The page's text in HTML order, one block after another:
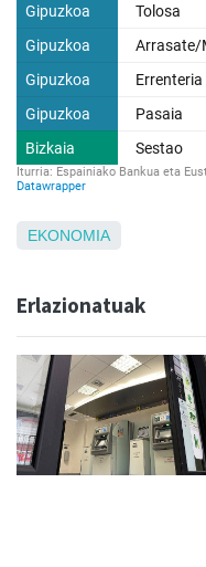
EKONOMIA
Erlazionatuak